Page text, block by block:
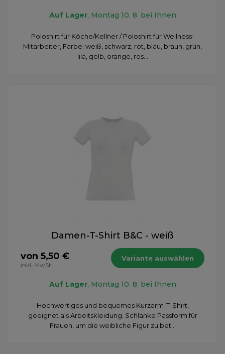
Auf Lager, Montag 10. 8. bei Ihnen
Poloshirt für Köche/Kellner / Poloshirt für Wellness-
Mitarbeiter, Farbe: weiß, schwarz, rot, blau, braun, grün,
lila, gelb, orange, ros...
Damen-T-Shirt B&C - weiß
von 5,50 €
inkl. MwSt.
Variante auswählen
Auf Lager, Montag 10. 8. bei Ihnen
Hochwertiges und bequemes Kurzarm-T-Shirt,
geeignet als Arbeitskleidung. Schlanke Passform für
Frauen, um die weibliche Figur zu bet...